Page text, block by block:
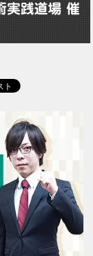
実践道場 催